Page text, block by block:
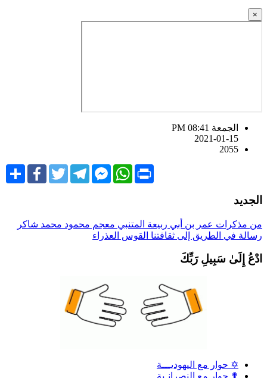
الجمعة PM 08:41
2021-01-15
2055
ShareFacebookTwitterTelegramFacebook
Messenger
WhatsApp Print
مذكرات عمر بن أبي ربيعةالمتنبي معجم محمود محمد شاكر
في الطريق إلى ثقافتناالقوس العذراء
إِلَىٰ سَبِيلِ رَبِّكَ
✡ حوار مع اليهوديـــة